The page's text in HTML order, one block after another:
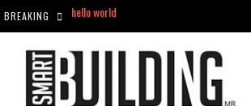
BREAKING
hello world